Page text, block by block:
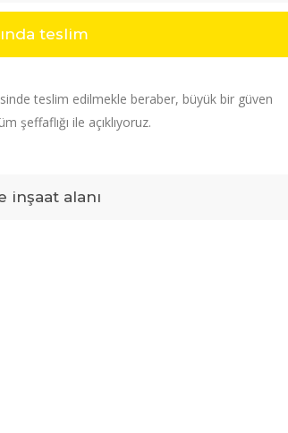
teslim
teslim edilmekle beraber, büyük bir güven
şeffaflığı ile açıklıyoruz.
inşaat alanı